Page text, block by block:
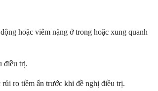
hoặc viêm nặng ở trong hoặc xung quanh
điều trị.
rủi ro tiềm ẩn trước khi đề nghị điều trị.